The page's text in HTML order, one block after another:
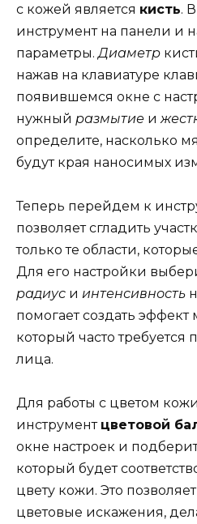
с кожей является кисть.
инструмент на панели и
параметры. Диаметр
нажав на клавиатуре
появившемся окне с
нужный размытие и
определите, насколько
будут края наносимых
Теперь перейдем к
позволяет сгладить
только те области,
Для его настройки
радиус и интенсивность
помогает создать эффект
который часто
лица.
Для работы с цветом
инструмент цветовой
окне настроек и
который будет
цвету кожи. Это
цветовые искажения,